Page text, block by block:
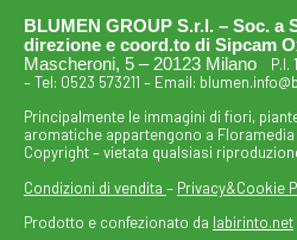
BLUMEN GROUP S.r.l. – Soc. a
direzione e coord.to di Sipcam
Mascheroni, 5 – 20123 Milano P.I.
– Tel: 0523 573211 – Email:
Principalmente le immagini di fiori,
aromatiche appartengono a
Copyright – vietata qualsiasi
Condizioni di vendita – Privacy&Cookie
Prodotto e confezionato da labirinto.net